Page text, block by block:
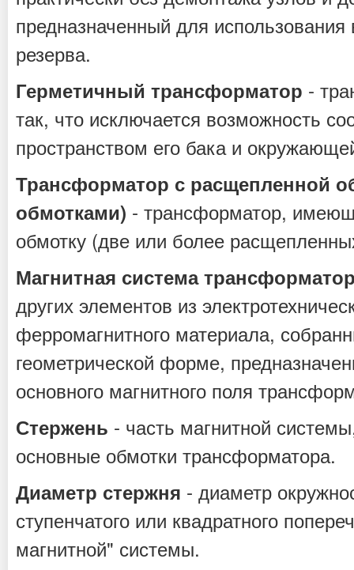
предназначенный для использования
резерва.
Герметичный трансформатор -
так, что исключается возможность
пространством его бака и
Трансформатор с расщепленной
обмотками) - трансформатор,
обмотку (две или более
Магнитная система
других элементов из
ферромагнитного материала,
геометрической форме,
основного магнитного поля
Стержень - часть магнитной
основные обмотки трансформатора.
Диаметр стержня - диаметр
ступенчатого или квадратного
магнитной" системы.